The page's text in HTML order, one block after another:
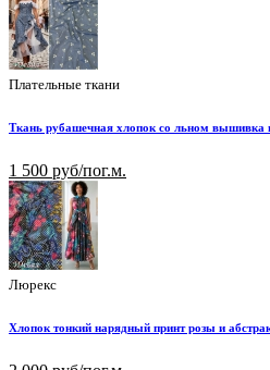
Плательные ткани
Ткань рубашечная хлопок со льном вышивка
1 500 руб/пог.м.
Люрекс
Хлопок тонкий нарядный принт розы и